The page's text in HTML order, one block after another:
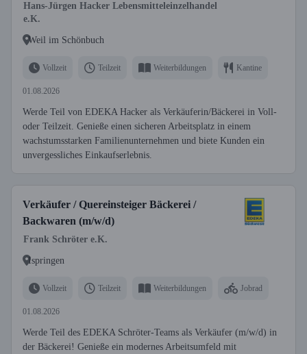
Hans-Jürgen Hacker Lebensmitteleinzelhandel
e.K.
Weil im Schönbuch
Vollzeit Teilzeit Weiterbildungen Kantine
01.08.2026
Werde Teil von EDEKA Hacker als Verkäuferin/Bäckerei in Voll-
oder Teilzeit. Genieße einen sicheren Arbeitsplatz in einem
wachstumsstarken Familienunternehmen und biete Kunden ein
unvergessliches Einkaufserlebnis.
Verkäufer / Quereinsteiger Bäckerei /
Backwaren (m/w/d)
Frank Schröter e.K.
Ispringen
Vollzeit Teilzeit Weiterbildungen Jobrad
01.08.2026
Werde Teil des EDEKA Schröter-Teams als Verkäufer (m/w/d) in
der Bäckerei! Genieße ein modernes Arbeitsumfeld mit